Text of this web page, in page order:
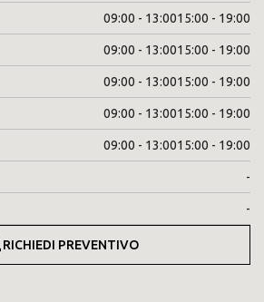
09:00 - 13:0015:00 - 19:00
09:00 - 13:0015:00 - 19:00
09:00 - 13:0015:00 - 19:00
09:00 - 13:0015:00 - 19:00
09:00 - 13:0015:00 - 19:00
-
-
RICHIEDI PREVENTIVO